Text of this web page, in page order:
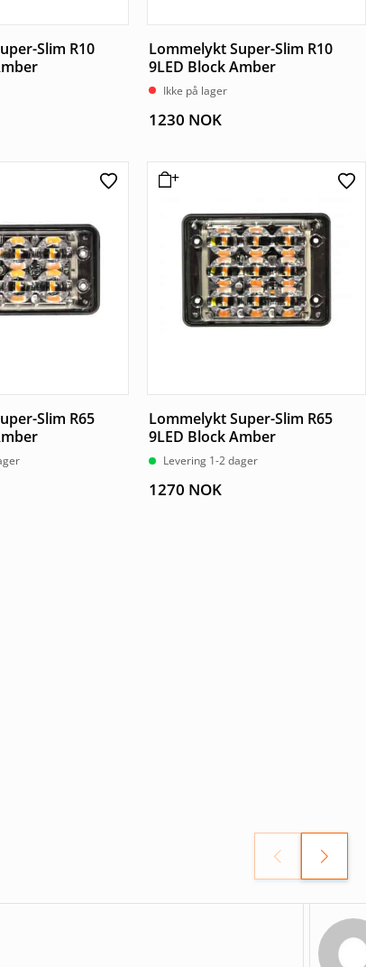
Slim R10
Lommelykt Super-Slim R10
9LED Block Amber
Ikke på lager
1230 NOK
Slim R65
Lommelykt Super-Slim R65
9LED Block Amber
Levering 1-2 dager
1270 NOK